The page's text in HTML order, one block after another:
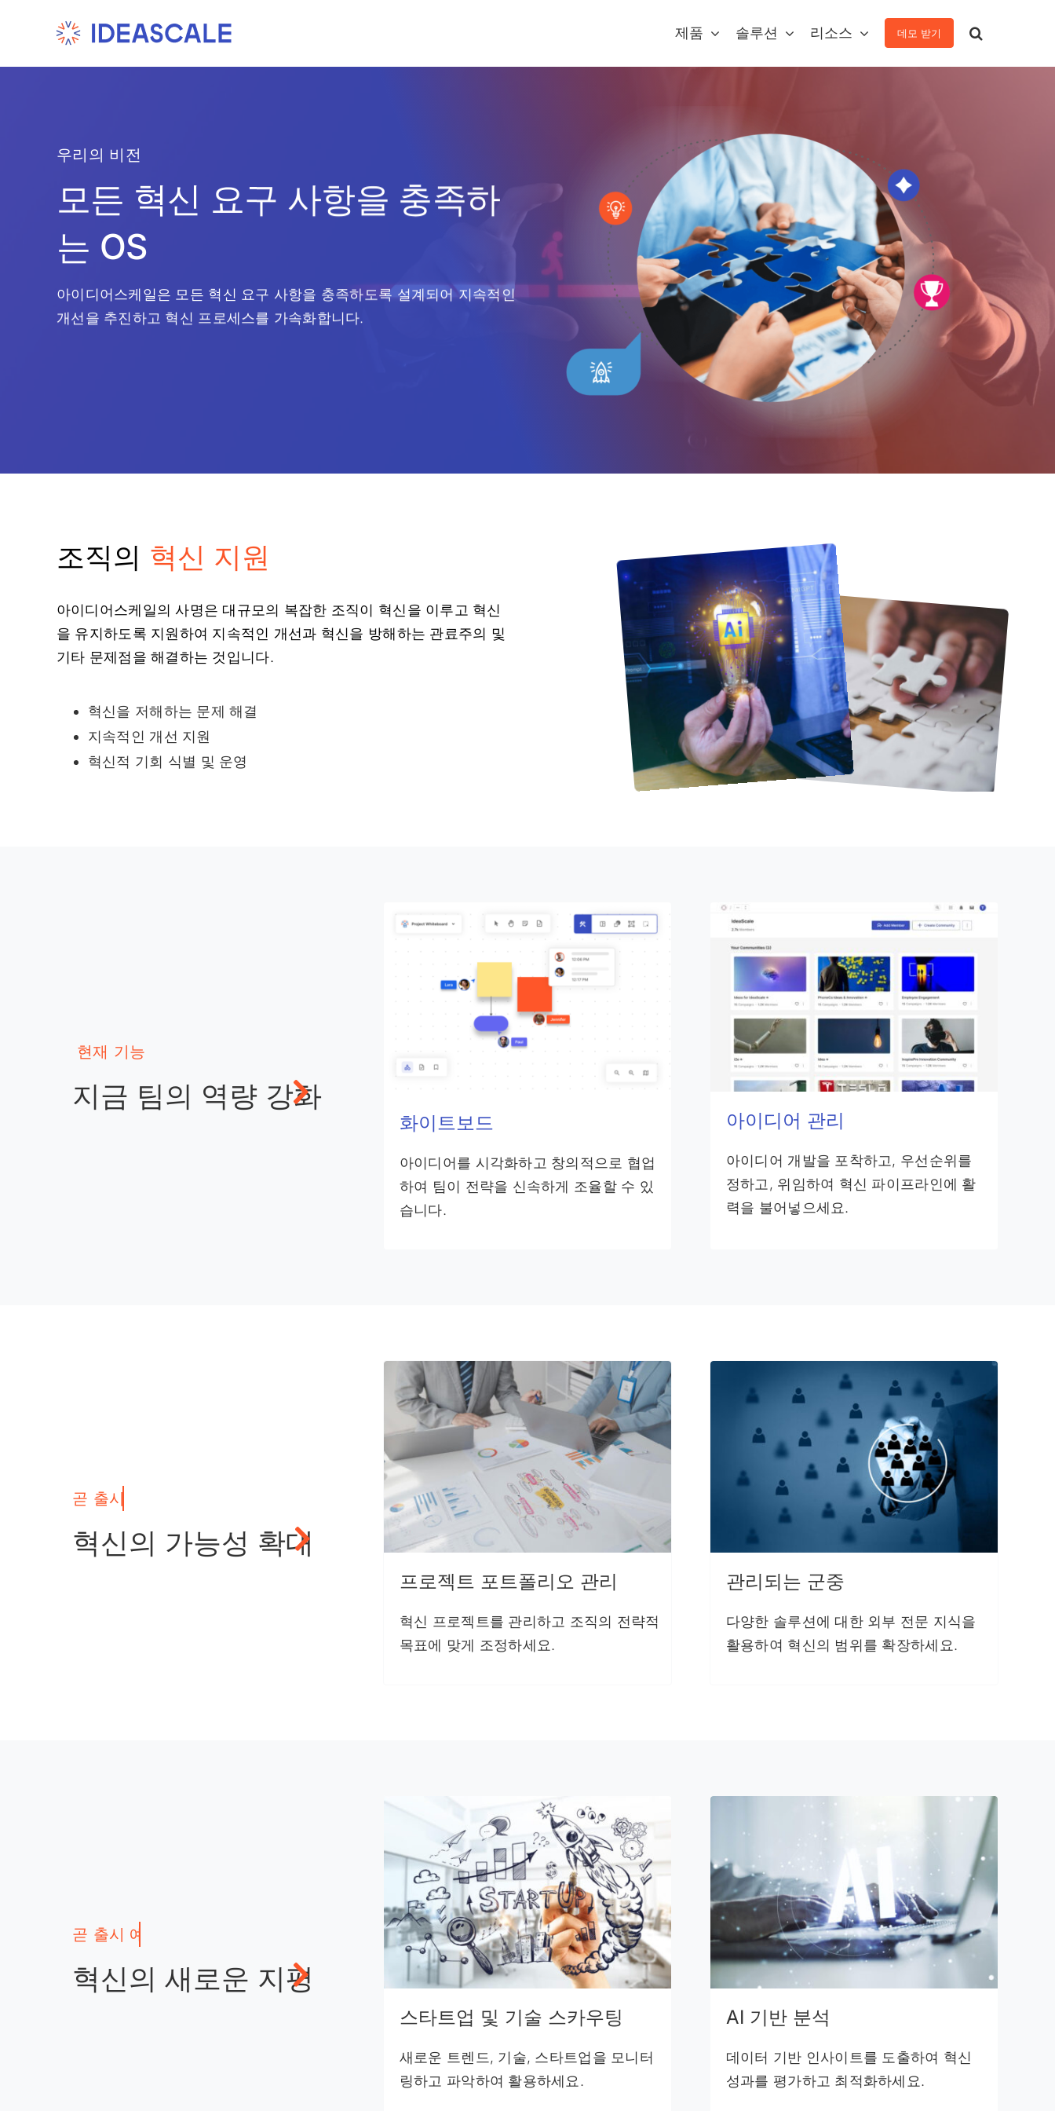
제품 솔루션 리소스 데모 받기
우리의 비전
모든 혁신 요구 사항을 충족하
는 OS
아이디어스케일은 모든 혁신 요구 사항을 충족하도록 설계되어 지속적인
개선을 추진하고 혁신 프로세스를 가속화합니다.
조직의 혁신 지원
아이디어스케일의 사명은 대규모의 복잡한 조직이 혁신을 이루고 혁신
을 유지하도록 지원하여 지속적인 개선과 혁신을 방해하는 관료주의 및
기타 문제점을 해결하는 것입니다.
혁신을 저해하는 문제 해결
지속적인 개선 지원
혁신적 기회 식별 및 운영
지금 팀의 역량 강화
화이트보드
아이디어를 시각화하고 창의적으로 협업
하여 팀이 전략을 신속하게 조율할 수 있
습니다.
아이디어 관리
아이디어 개발을 포착하고, 우선순위를
정하고, 위임하여 혁신 파이프라인에 활
력을 불어넣으세요.
혁신의 가능성 확대
프로젝트 포트폴리오 관리
혁신 프로젝트를 관리하고 조직의 전략적
목표에 맞게 조정하세요.
관리되는 군중
다양한 솔루션에 대한 외부 전문 지식을
활용하여 혁신의 범위를 확장하세요.
혁신의 새로운 지평
스타트업 및 기술 스카우팅
새로운 트렌드, 기술, 스타트업을 모니터
링하고 파악하여 활용하세요.
AI 기반 분석
데이터 기반 인사이트를 도출하여 혁신
성과를 평가하고 최적화하세요.